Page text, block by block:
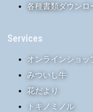
各種書類ダウンロ
Services
オンラインショッ
みついし牛
花だより
トキノミノル